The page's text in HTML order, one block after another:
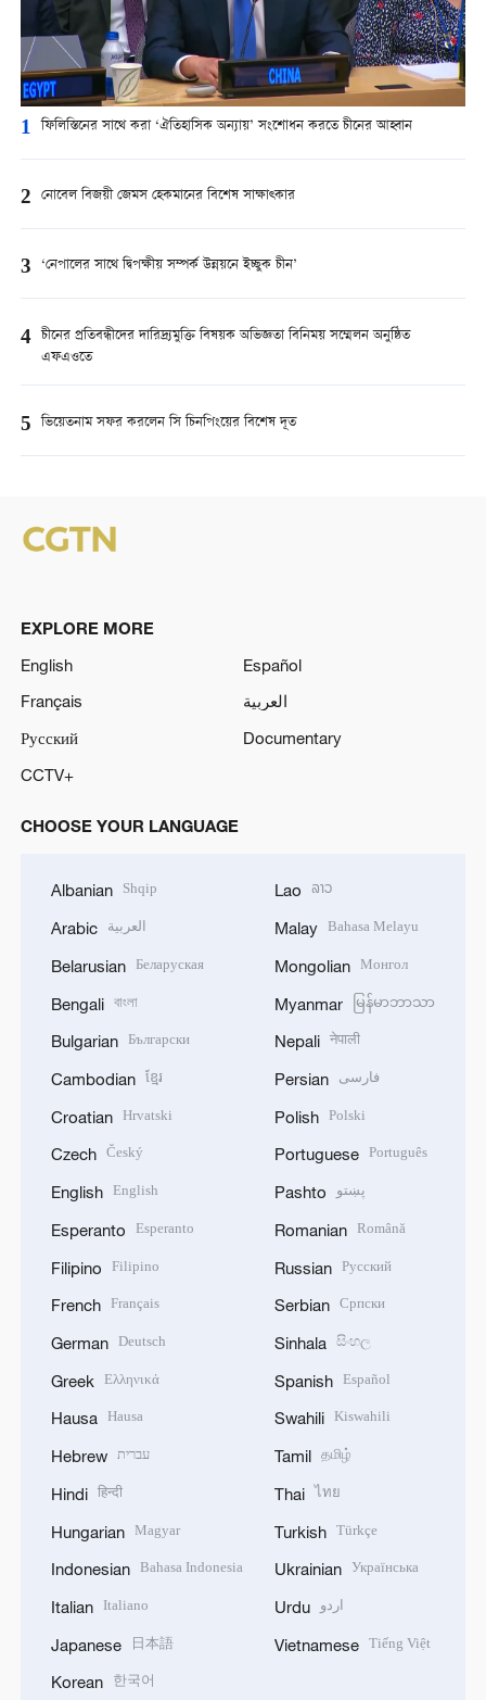
1 ফিলিস্তিনের সাথে করা ‘ঐতিহাসিক অন্যায়’ সংশোধন করতে চীনের আহ্বান
2 নোবেল বিজয়ী জেমস হেকমানের বিশেষ সাক্ষাত্কার
3 ‘নেপালের সাথে দ্বিপক্ষীয় সম্পর্ক উন্নয়নে ইচ্ছুক চীন’
4 চীনের প্রতিবন্ধীদের দারিদ্র্যমুক্তি বিষয়ক অভিজ্ঞতা বিনিময় সম্মেলন অনুষ্ঠিত
এফএওতে
5 ভিয়েতনাম সফর করলেন সি চিনপিংয়ের বিশেষ দূত
EXPLORE MORE
English
Español
Français
العربية
Русский
Documentary
CCTV+
CHOOSE YOUR LANGUAGE
Albanian Shqip
Arabic العربية
Belarusian Беларуская
Bengali বাংলা
Bulgarian Български
Cambodian ខ្មែរ
Croatian Hrvatski
Czech Český
English English
Esperanto Esperanto
Filipino Filipino
French Français
German Deutsch
Greek Ελληνικά
Hausa Hausa
Hebrew עברית
Hindi हिन्दी
Hungarian Magyar
Indonesian Bahasa Indonesia
Italian Italiano
Japanese 日本語
Korean 한국어
Lao ລາວ
Malay Bahasa Melayu
Mongolian Монгол
Myanmar မြန်မာဘာသာ
Nepali नेपाली
Persian فارسی
Polish Polski
Portuguese Português
Pashto پښتو
Romanian Română
Russian Русский
Serbian Српски
Sinhala සිංහල
Spanish Español
Swahili Kiswahili
Tamil தமிழ்
Thai ไทย
Turkish Türkçe
Ukrainian Українська
Urdu اردو
Vietnamese Tiếng Việt